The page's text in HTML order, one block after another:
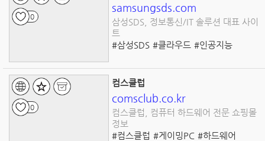
samsungsds.com
삼성SDS, 정보통신/IT 솔루션 대표 사이
트
#삼성SDS #클라우드 #인공지능
#디지털변환 #넥스플랫폼
#비즈니스혁신
0
컴스클럽
comsclub.co.kr
컴스클럽, 컴퓨터 하드웨어 전문 쇼핑몰
정보
#컴스클럽 #게이밍PC #하드웨어
0